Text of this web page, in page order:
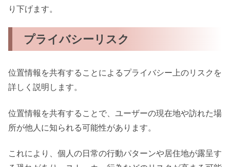
り下げます。
プライバシーリスク
位置情報を共有することによるプライバシー上のリスクを
詳しく説明します。
位置情報を共有することで、ユーザーの現在地や訪れた場
所が他人に知られる可能性があります。
これにより、個人の日常の行動パターンや居住地が露呈す